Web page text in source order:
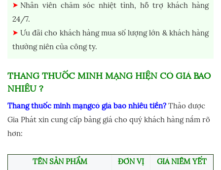
Nhân viên chăm sóc nhiệt tình, hỗ trợ khách hàng
24/7.
Ưu đãi cho khách hàng mua số lượng lớn & khách hàng
thường niên của công ty.
THANG THUỐC MINH MẠNG HIỆN CÓ GIÁ BAO
NHIÊU ?
Thang thuốc minh mạngcó giá bao nhiêu tiền? Thảo dược
Gia Phát xin cung cấp bảng giá cho quý khách hàng nắm rõ
hơn:
TÊN SẢN PHẨM ĐƠN VỊ
GIÁ NIÊM YẾT